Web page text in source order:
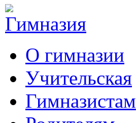
О гимназии
Учительская
Гимназистам